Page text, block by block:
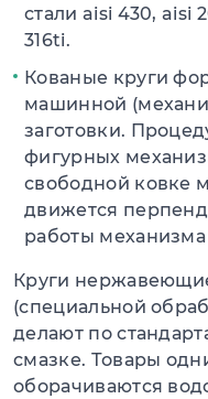
стали aisi 430, aisi
316ti.
Кованые круги
машинной
заготовки.
фигурных
свободной ковке
движется
работы
Круги
(специальной
делают по
смазке. Товары
оборачиваются